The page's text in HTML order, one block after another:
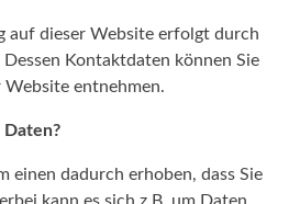
auf dieser Website erfolgt durch
Kontaktdaten können Sie
Website entnehmen.
einen dadurch erhoben, dass Sie